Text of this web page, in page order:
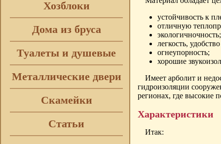
Хозблоки
Дома из бруса
Туалеты и душевые
Металлические двери
Скамейки
Статьи
устойчивость к
отличную
экологичночность;
легкость,
огнеупорность;
хорошие
Имеет арболит и
гидроизоляции
регионах, где высокие
Характеристики
Итак: